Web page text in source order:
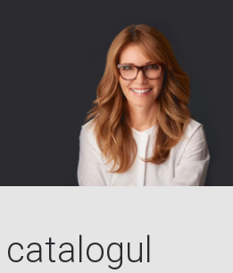
catalogul